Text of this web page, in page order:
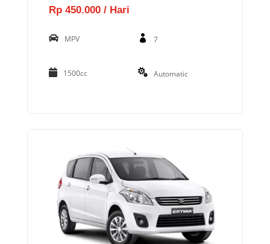
Rp 450.000 / Hari
MPV 7
1500cc Automatic